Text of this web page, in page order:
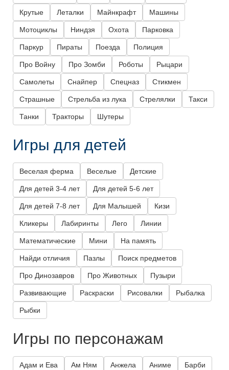
Крутые Леталки Майнкрафт Машины
Мотоциклы Ниндзя Охота Парковка
Паркур Пираты Поезда Полиция
Про Войну Про Зомби Роботы Рыцари
Самолеты Снайпер Спецназ Стикмен
Страшные Стрельба из лука Стрелялки Такси
Танки Тракторы Шутеры
Игры для детей
Веселая ферма Веселые Детские
Для детей 3-4 лет Для детей 5-6 лет
Для детей 7-8 лет Для Малышей Кизи
Кликеры Лабиринты Лего Линии
Математические Мини На память
Найди отличия Пазлы Поиск предметов
Про Динозавров Про Животных Пузыри
Развивающие Раскраски Рисовалки Рыбалка
Рыбки
Игры по персонажам
Адам и Ева Ам Ням Анжела Аниме Барби